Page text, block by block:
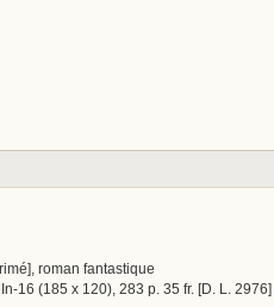
roman fantastique
16 (185 x 120), 283 p. 35 fr. [D. L.